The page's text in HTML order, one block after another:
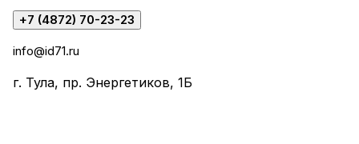
+7 (4872) 70-23-23
info@id71.ru
г. Тула, пр. Энергетиков, 1Б